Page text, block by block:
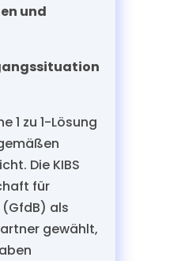
und
1 zu 1-Lösung
Die KIBS
für
als
gewählt,